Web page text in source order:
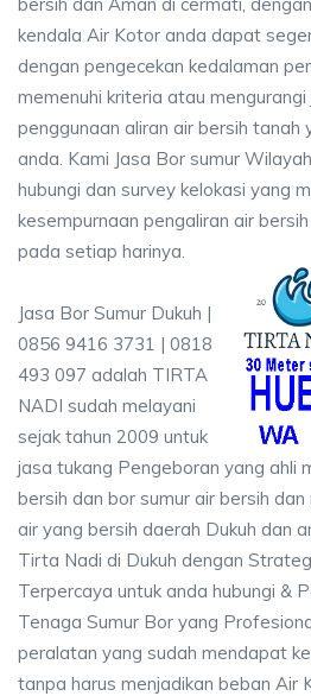
kendala Air Kotor anda dapat
dengan pengecekan kedalaman
memenuhi kriteria atau
penggunaan aliran air bersih tanah
anda. Kami Jasa Bor sumur
hubungi dan survey kelokasi yang
kesempurnaan pengaliran air
pada setiap harinya.
Jasa Bor Sumur Dukuh |
0856 9416 3731 | 0818
493 097 adalah TIRTA
NADI sudah melayani
sejak tahun 2009 untuk
jasa tukang Pengeboran yang ahli
bersih dan bor sumur air bersih
air yang bersih daerah Dukuh dan
Tirta Nadi di Dukuh dengan
Terpercaya untuk anda hubungi &
Tenaga Sumur Bor yang
peralatan yang sudah mendapat
tanpa harus menjadikan beban Air